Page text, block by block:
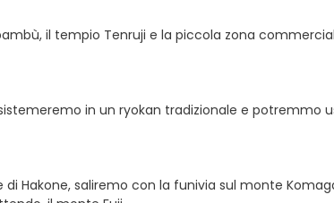
il tempio Tenruji e la piccola zona
in un ryokan tradizionale e potremmo
Hakone, saliremo con la funivia sul monte